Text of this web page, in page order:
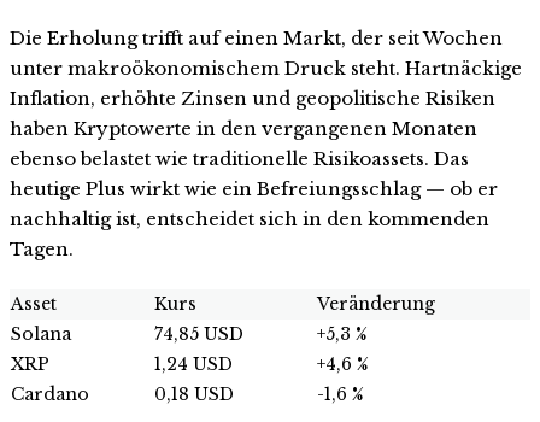
Die Erholung trifft auf einen Markt, der seit Wochen
unter makroökonomischem Druck steht. Hartnäckige
Inflation, erhöhte Zinsen und geopolitische Risiken
haben Kryptowerte in den vergangenen Monaten
ebenso belastet wie traditionelle Risikoassets. Das
heutige Plus wirkt wie ein Befreiungsschlag — ob er
nachhaltig ist, entscheidet sich in den kommenden
Tagen.
Asset Kurs
Veränderung
Solana
74,85 USD
+5,3 %
XRP
1,24 USD
+4,6 %
Cardano
0,18 USD -1,6 %